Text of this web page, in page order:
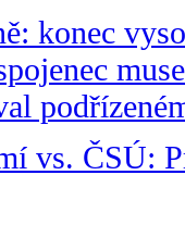
konec
vs. ČSÚ: